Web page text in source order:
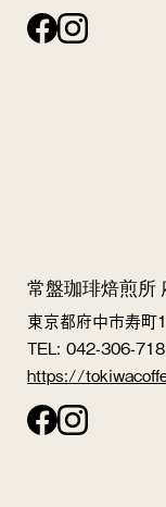
常盤珈琲焙煎所
東京都府中市寿町
TEL: 042-306-
https://